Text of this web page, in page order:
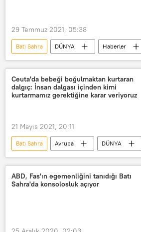
29 Temmuz 2021, 05:38
Batı Sahra DÜNYA
Haberler
Afrika
Fas
ABD
Birleşmiş Milletler (BM)
temsilci
Ceuta'da bebeği boğulmaktan kurtaran
dalgıç: İnsan dalgası içinden kimi
kurtarmamız gerektiğine karar veriyoruz
21 Mayıs 2021, 20:11
Batı Sahra Avrupa
DÜNYA
Haberler
Afrika
YAŞAM
İspanya
Ceuta
Akdeniz
göçmen krizi
ABD, Fas'ın egemenliğini tanıdığı Batı
Sahra'da konsolosluk açıyor